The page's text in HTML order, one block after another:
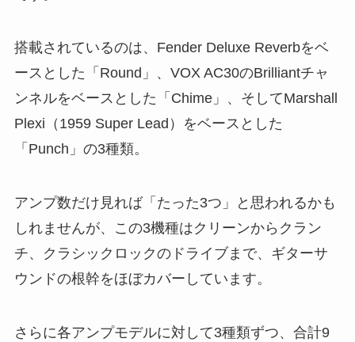
搭載されているのは、Fender Deluxe Reverbをベ
ースとした「Round」、VOX AC30のBrilliantチャ
ンネルをベースとした「Chime」、そしてMarshall
Plexi（1959 Super Lead）をベースとした
「Punch」の3種類。
アンプ数だけ見れば「たった3つ」と思われるかも
しれませんが、この3機種はクリーンからクラン
チ、クラシックロックのドライブまで、ギターサ
ウンドの根幹をほぼカバーしています。
さらに各アンプモデルに対して3種類ずつ、合計9